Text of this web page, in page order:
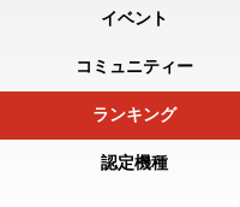
イベント
コミュニティー
ランキング
認定機種